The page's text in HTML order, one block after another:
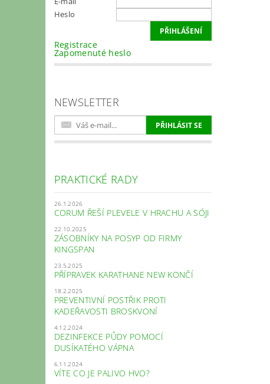
Heslo
Registrace
Zapomenuté heslo
NEWSLETTER
PRAKTICKÉ RADY
26.1.2026
CORUM ŘEŠÍ PLEVELE V HRACHU A SÓJI
22.10.2025
ZÁSOBNÍKY NA POSYP OD FIRMY
KINGSPAN
23.5.2025
PŘÍPRAVEK KARATHANE NEW KONČÍ
18.2.2025
PREVENTIVNÍ POSTŘIK PROTI
KADEŘAVOSTI BROSKVONÍ
4.12.2024
DEZINFEKCE PŮDY POMOCÍ
DUSÍKATÉHO VÁPNA
6.11.2024
VÍTE CO JE PALIVO HVO?